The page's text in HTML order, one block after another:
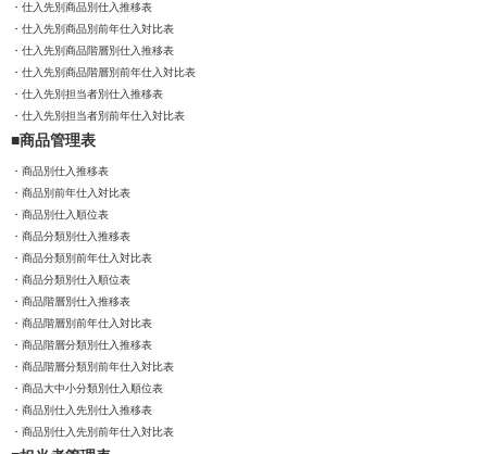
仕入先別商品別仕入推移表
仕入先別商品別前年仕入対比表
仕入先別商品階層別仕入推移表
仕入先別商品階層別前年仕入対比表
仕入先別担当者別仕入推移表
仕入先別担当者別前年仕入対比表
商品管理表
商品別仕入推移表
商品別前年仕入対比表
商品別仕入順位表
商品分類別仕入推移表
商品分類別前年仕入対比表
商品分類別仕入順位表
商品階層別仕入推移表
商品階層別前年仕入対比表
商品階層分類別仕入推移表
商品階層分類別前年仕入対比表
商品大中小分類別仕入順位表
商品別仕入先別仕入推移表
商品別仕入先別前年仕入対比表